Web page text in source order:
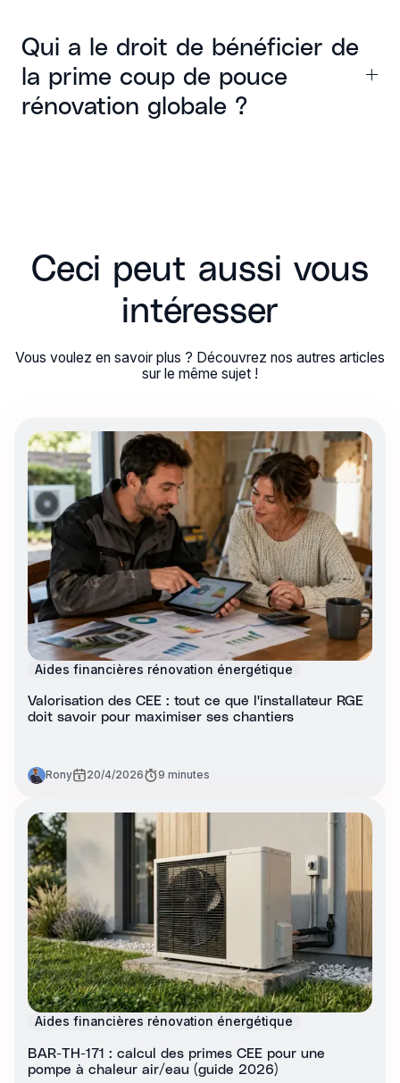
Qui a le droit de bénéficier de
la prime coup de pouce
rénovation globale ?
Ceci peut aussi vous
intéresser
Vous voulez en savoir plus ? Découvrez nos autres articles
sur le même sujet !
Aides financières rénovation énergétique
Valorisation des CEE : tout ce que l'installateur RGE
doit savoir pour maximiser ses chantiers
Rony 20/4/2026 9 minutes
Aides financières rénovation énergétique
BAR-TH-171 : calcul des primes CEE pour une
pompe à chaleur air/eau (guide 2026)